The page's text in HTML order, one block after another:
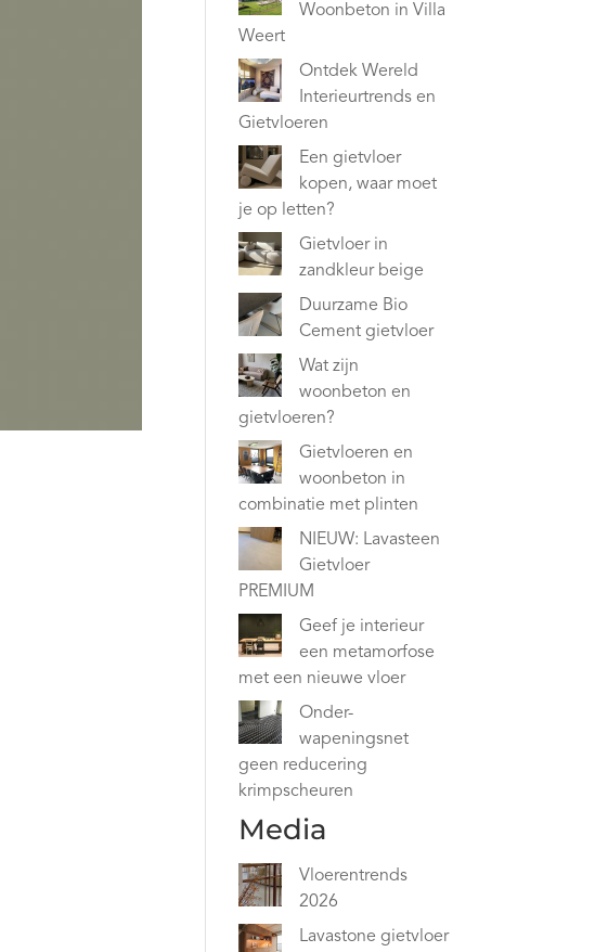
Woonbeton in Villa
Weert
Ontdek Wereld
Interieurtrends en
Gietvloeren
Een gietvloer
kopen, waar moet
je op letten?
Gietvloer in
zandkleur beige
Duurzame Bio
Cement gietvloer
Wat zijn
woonbeton en
gietvloeren?
Gietvloeren en
woonbeton in
combinatie met plinten
NIEUW: Lavasteen
Gietvloer
PREMIUM
Geef je interieur
een metamorfose
met een nieuwe vloer
Onder-
wapeningsnet
geen reducering
krimpscheuren
Media
Vloerentrends
2026
Lavastone gietvloer